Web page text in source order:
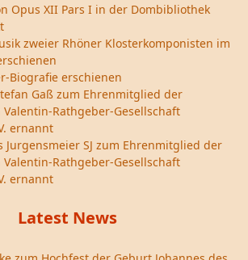
Opus XII Pars I in der Dombibliothek
zweier Rhöner Klosterkomponisten im
Biografie erschienen
Gaß zum Ehrenmitglied der
Rathgeber-Gesellschaft
ernannt
Jurgensmeier SJ zum Ehrenmitglied der
Rathgeber-Gesellschaft
ernannt
Latest News